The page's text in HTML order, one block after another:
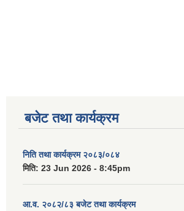
बजेट तथा कार्यक्रम
निति तथा कार्यक्रम २०८३/०८४
मिति: 23 Jun 2026 - 8:45pm
आ.व. २०८२/८३ बजेट तथा कार्यक्रम